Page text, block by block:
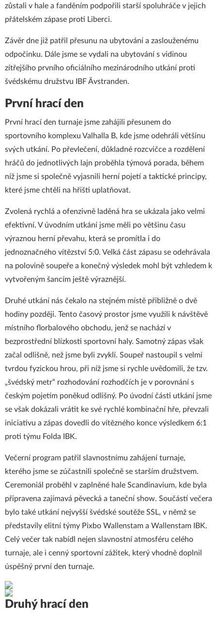
zůstali v hale a fanděním podpořili starší spoluhráče v jejich
přátelském zápase proti Liberci.
Závěr dne již patřil přesunu na ubytování a zaslouženému
odpočinku. Dále jsme se vydali na ubytování s vidinou
zítřejšího prvního oficiálního mezinárodního utkání proti
švédskému družstvu IBF Ävstranden.
První hrací den
První hrací den turnaje jsme zahájili přesunem do
sportovního komplexu Valhalla B, kde jsme odehráli většinu
svých utkání. Po převlečení, důkladné rozcvičce a rozdělení
hráčů do jednotlivých lajn proběhla týmová porada, během
níž jsme si společně vyjasnili herní pojetí a taktické principy,
které jsme chtěli na hřišti uplatňovat.
Zvolená rychlá a ofenzivně laděná hra se ukázala jako velmi
efektivní. V úvodním utkání jsme měli po většinu času
výraznou herní převahu, která se promítla i do
jednoznačného vítězství 5:0. Velká část zápasu se odehrávala
na polovině soupeře a konečný výsledek mohl být vzhledem k
vytvořeným šancím ještě výraznější.
Druhé utkání nás čekalo na stejném místě přibližně o dvě
hodiny později. Tento časový prostor jsme využili k návštěvě
místního florbalového obchodu, jenž se nachází v
bezprostřední blízkosti sportovní haly. Samotný zápas však
začal odlišně, než jsme byli zvyklí. Soupeř nastoupil s velmi
tvrdou fyzickou hrou, při níž jsme si rychle uvědomili, že tzv.
„švédský metr“ rozhodování rozhodčích je v porovnání s
českým pojetím poněkud odlišný. Po úvodní části utkání jsme
se však dokázali vrátit ke své rychlé kombinační hře, převzali
iniciativu a zápas dovedli do vítězného konce výsledkem 6:1
proti týmu Folda IBK.
Večerní program patřil slavnostnímu zahájení turnaje,
kterého jsme se zúčastnili společně se starším družstvem.
Ceremoniál proběhl v zaplněné hale Scandinavium, kde byla
připravena zajímavá pěvecká a taneční show. Součástí večera
bylo také utkání nejvyšší švédské soutěže SSL, v němž se
představily elitní týmy Pixbo Wallenstam a Wallenstam IBK.
Celý večer tak nabídl nejen slavnostní atmosféru celého
turnaje, ale i cenný sportovní zážitek, který vhodně doplnil
úspěšný první den turnaje.
Druhý hrací den